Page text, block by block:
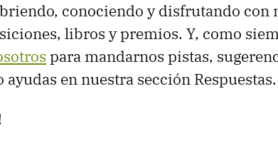
conociendo y disfrutando con
libros y premios. Y, como
para mandarnos pistas,
ayudas en nuestra sección Respuestas.